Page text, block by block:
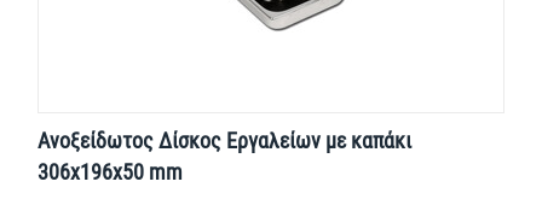
Ανοξείδωτος Δίσκος Εργαλείων με καπάκι
306x196x50 mm